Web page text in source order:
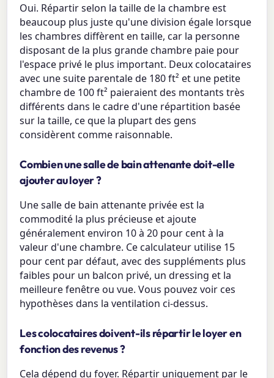
Oui. Répartir selon la taille de la chambre est
beaucoup plus juste qu'une division égale lorsque
les chambres diffèrent en taille, car la personne
disposant de la plus grande chambre paie pour
l'espace privé le plus important. Deux colocataires
avec une suite parentale de 180 ft² et une petite
chambre de 100 ft² paieraient des montants très
différents dans le cadre d'une répartition basée
sur la taille, ce que la plupart des gens
considèrent comme raisonnable.
Combien une salle de bain attenante doit-elle
ajouter au loyer ?
Une salle de bain attenante privée est la
commodité la plus précieuse et ajoute
généralement environ 10 à 20 pour cent à la
valeur d'une chambre. Ce calculateur utilise 15
pour cent par défaut, avec des suppléments plus
faibles pour un balcon privé, un dressing et la
meilleure fenêtre ou vue. Vous pouvez voir ces
hypothèses dans la ventilation ci-dessus.
Les colocataires doivent-ils répartir le loyer en
fonction des revenus ?
Cela dépend du foyer. Répartir uniquement par le